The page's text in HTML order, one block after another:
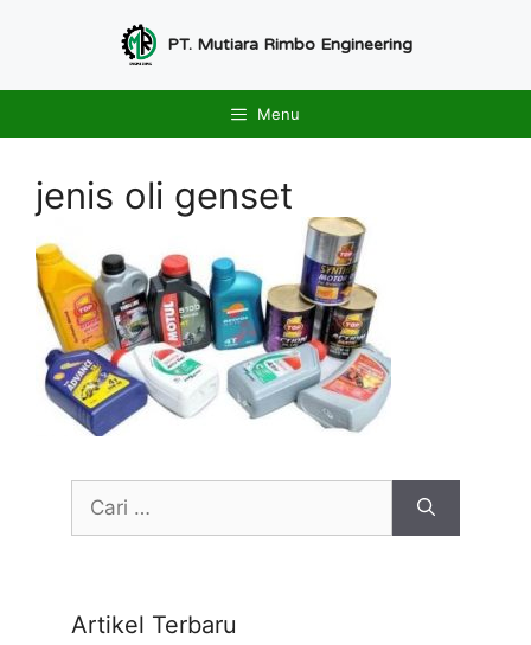
PT. Mutiara Rimbo Engineering
Menu
jenis oli genset
Cari
Artikel Terbaru